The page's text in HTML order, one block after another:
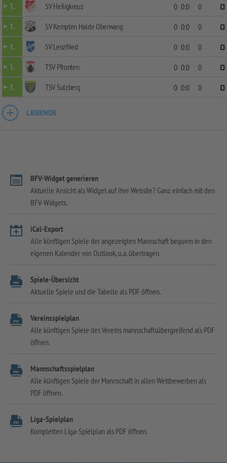
1.
SV Heiligkreuz 0 0:0 0
0
1.
SV Kempten Halde Oberwang 0 0:0 0
0
1.
SV Lenzfried 0 0:0 0
0
1.
TSV Pfronten 0 0:0 0
0
1.
TSV Sulzberg 0 0:0 0 0
LEGENDE
BFV-Widget generieren
Aktuelle Ansicht als Widget auf Ihre Website? Ganz einfach mit den
BFV-Widgets.
iCal-Export
Alle künftigen Spiele der angezeigten Mannschaft bequem in den
eigenen Kalender von Outlook, u.a. übertragen.
Spiele-Übersicht
Aktuelle Spiele und die Tabelle als PDF öffnen.
Vereinsspielplan
Alle künftigen Spiele des Vereins mannschaftsübergreifend als PDF
öffnen.
Mannschaftsspielplan
Alle künftigen Spiele der Mannschaft in allen Wettbewerben als
PDF öffnen.
Liga-Spielplan
Kompletten Liga-Spielplan als PDF öffnen.